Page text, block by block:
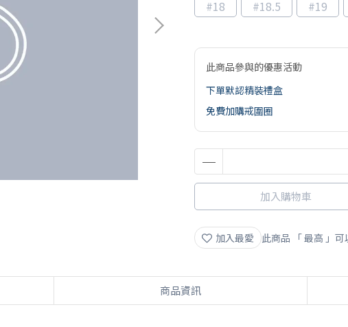
#18
#18.5 #19
此商品參與的優惠活動
下單默認精裝禮盒
免費加購戒圍圈
加入購物車
加入最愛 此商品 「 最高 」
商品資訊